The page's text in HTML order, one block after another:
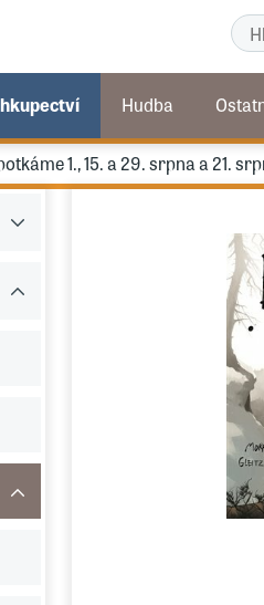
1., 15. a 29. srpna a 21.
Hudba